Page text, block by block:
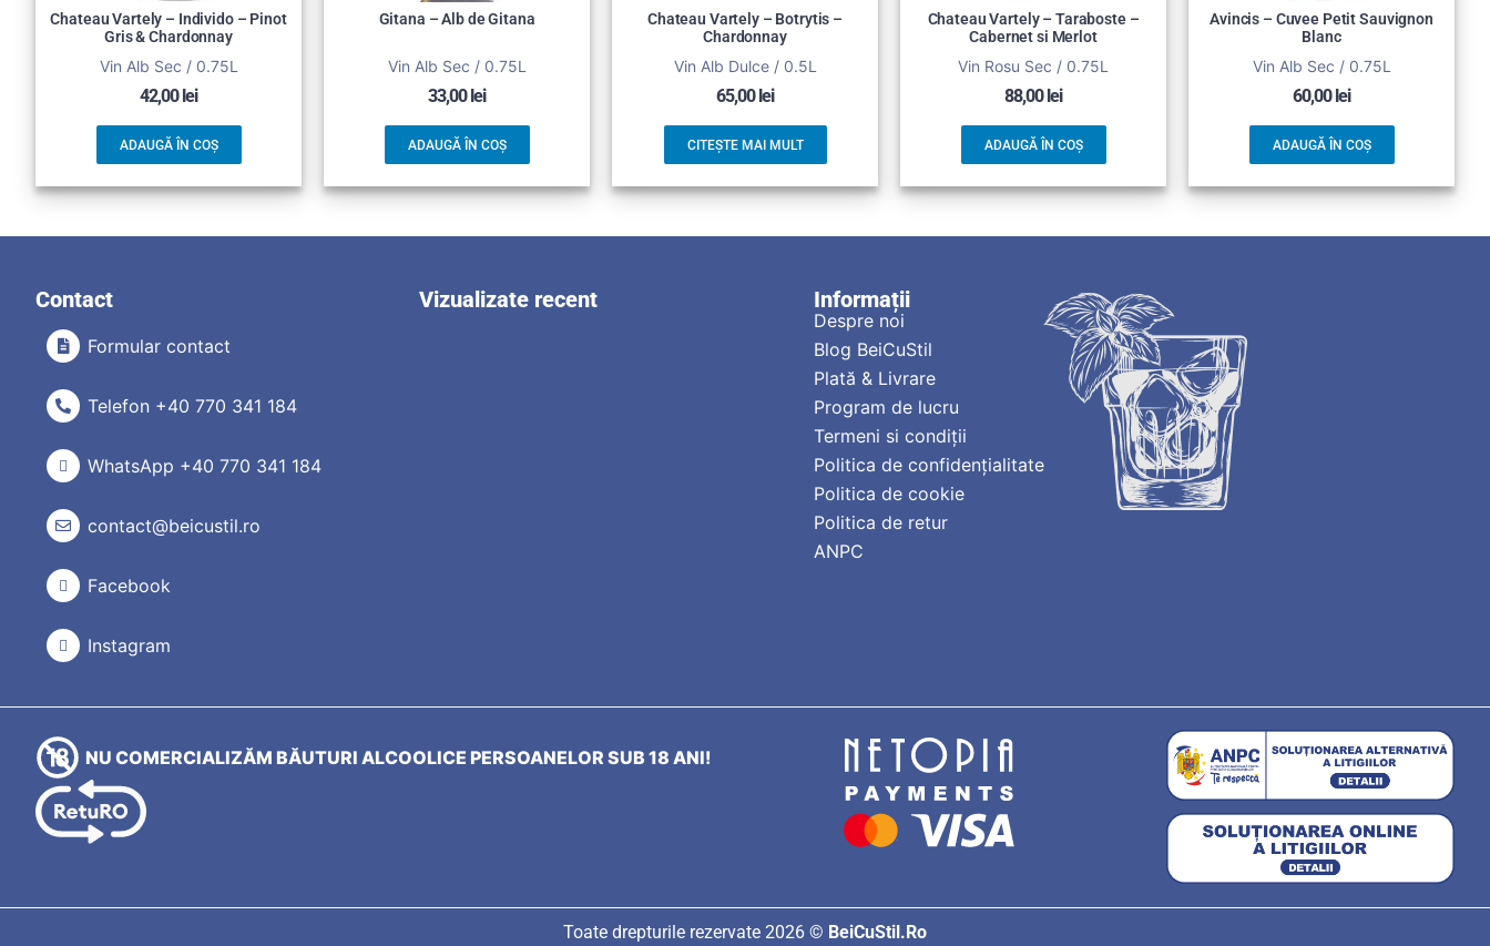
Chateau Vartely – Individo – Pinot
Gris & Chardonnay
Vin Alb Sec / 0.75L
42,00lei
ADAUGĂ ÎN COȘ
Gitana – Alb de Gitana
Vin Alb Sec / 0.75L
33,00lei
ADAUGĂ ÎN COȘ
Chateau Vartely – Botrytis –
Chardonnay
Vin Alb Dulce / 0.5L
65,00lei
CITEȘTE MAI MULT
Chateau Vartely – Taraboste –
Cabernet si Merlot
Vin Rosu Sec / 0.75L
88,00lei
ADAUGĂ ÎN COȘ
Avincis – Cuvee Petit Sauvignon
Blanc
Vin Alb Sec / 0.75L
60,00lei
ADAUGĂ ÎN COȘ
Contact
Formular contact
Telefon +40 770 341 184
WhatsApp +40 770 341 184
contact@beicustil.ro
Facebook
Instagram
Vizualizate recent Informații
Despre noi
Blog BeiCuStil
Plată & Livrare
Program de lucru
Termeni si condiții
Politica de confidențialitate
Politica de cookie
Politica de retur
ANPC
NU COMERCIALIZĂM BĂUTURI ALCOOLICE PERSOANELOR SUB 18 ANI!
Toate drepturile rezervate 2026 © BeiCuStil.Ro